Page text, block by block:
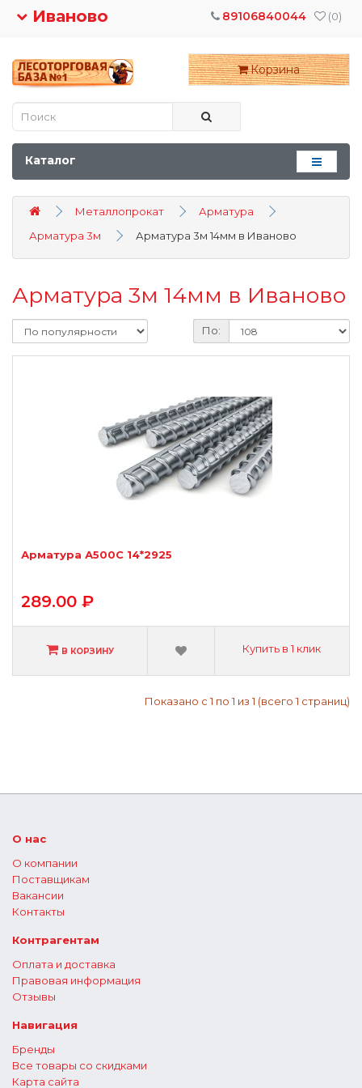
Иваново (0)
89106840044
Корзина
Каталог
Металлопрокат
Арматура
Арматура 3м
Арматура 3м 14мм в Иваново
Арматура 3м 14мм в Иваново
По:
Арматура А500С 14*2925
289.00 ₽
В КОРЗИНУ Купить в 1 клик
Показано с 1 по 1 из 1 (всего 1 страниц)
О нас
О компании
Поставщикам
Вакансии
Контакты
Контрагентам
Оплата и доставка
Правовая информация
Отзывы
Навигация
Бренды
Все товары со скидками
Карта сайта